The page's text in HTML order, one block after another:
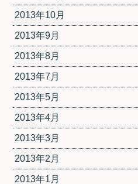
2013年10月
2013年9月
2013年8月
2013年7月
2013年5月
2013年4月
2013年3月
2013年2月
2013年1月